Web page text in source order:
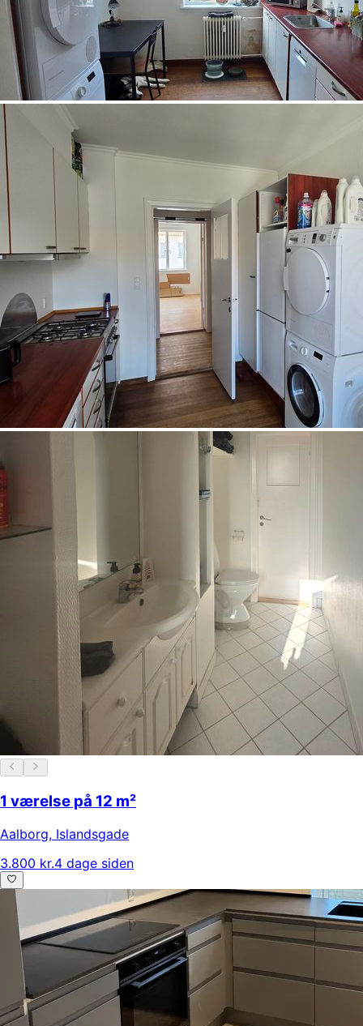
1 værelse på 12 m²
Aalborg, Islandsgade
3.800 kr.4 dage siden